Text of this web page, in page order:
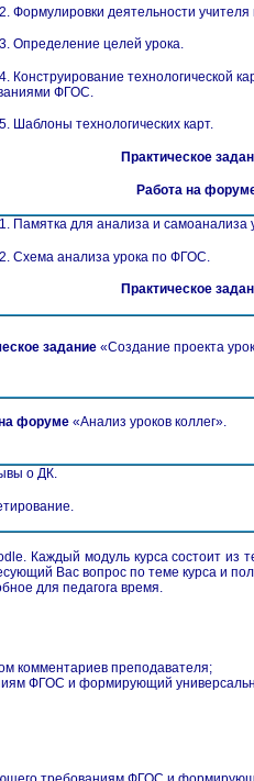
2. Формулировки деятельности учителя
3.​ Определение целей урока.
технологической
ФГОС.
технологических карт.
Практическое
Работа на
1.​ Памятка для анализа и самоанализа
2.​ Схема анализа урока по ФГОС.
Практическое
задание«Создание проекта
форуме «Анализ уроков коллег».
о ДК.
Каждый модуль курса состоит из
Вас вопрос по теме курса и
для педагога время.
комментариев преподавателя;
ФГОС и формирующий